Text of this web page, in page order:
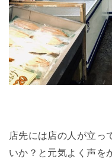
店先には店の人が立っ
いか？と元気よく声を